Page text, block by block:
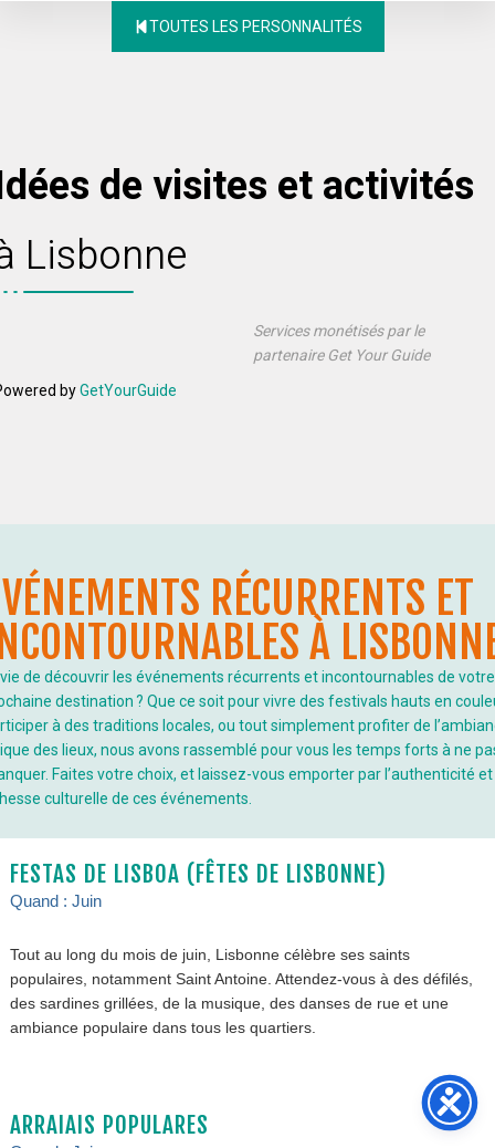
TOUTES LES PERSONNALITÉS
de visites et activités
Lisbonne
Services monétisés par le
partenaire Get Your Guide
byGetYourGuide
RÉCURRENTS ET
À
de découvrir les événements récurrents et incontournables de votre
destination ? Que ce soit pour vivre des festivals hauts en
à des traditions locales, ou tout simplement profiter de
des lieux, nous avons rassemblé pour vous les temps forts à ne
Faites votre choix, et laissez-vous emporter par l’authenticité et
culturelle de ces événements.
FESTAS DE LISBOA (FÊTES DE LISBONNE)
Quand : Juin
Tout au long du mois de juin, Lisbonne célèbre ses saints
populaires, notamment Saint Antoine. Attendez-vous à des défilés,
des sardines grillées, de la musique, des danses de rue et une
ambiance populaire dans tous les quartiers.
ARRAIAIS POPULARES